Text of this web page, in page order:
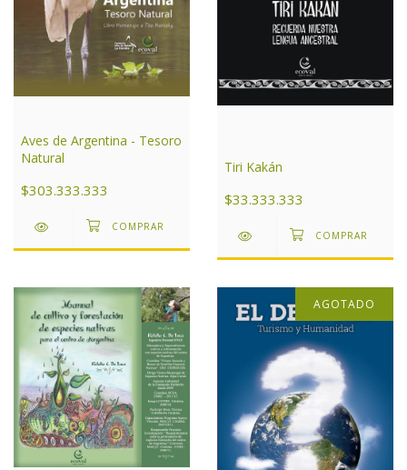
Aves de Argentina - Tesoro
Natural
$303.333.333
Tiri Kakán
$33.333.333
AGOTADO